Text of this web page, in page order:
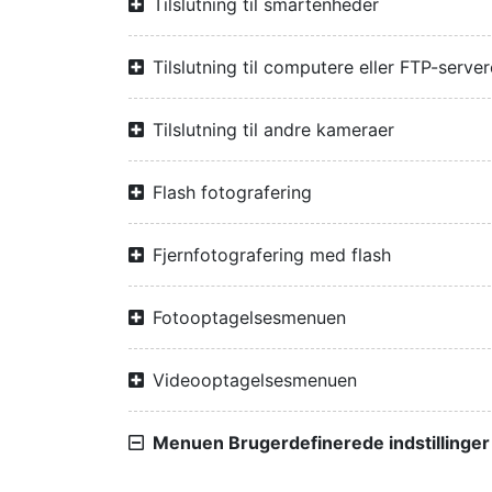
Tilslutning til smartenheder
Tilslutning til computere eller FTP-
Tilslutning til andre kameraer
Flash fotografering
Fjernfotografering med flash
Fotooptagelsesmenuen
Videooptagelsesmenuen
Menuen Brugerdefinerede indstillinger